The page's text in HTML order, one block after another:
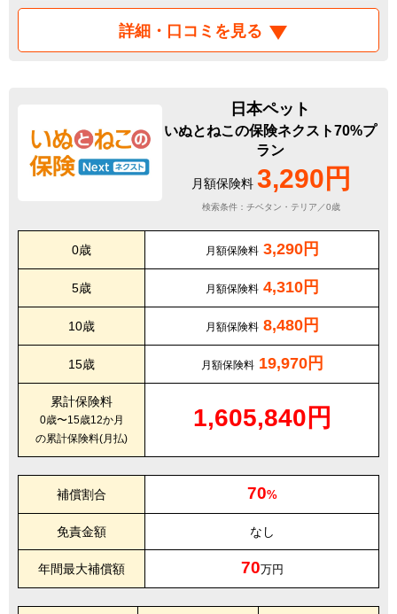
詳細・口コミを見る
日本ペット
いぬとねこの保険ネクスト70%プ
ラン
月額保険料 3,290円
検索条件：チベタン・テリア／0歳
0歳 月額保険料 3,290円
5歳 月額保険料 4,310円
10歳 月額保険料 8,480円
15歳 月額保険料 19,970円
累計保険料
0歳〜15歳12か月
の累計保険料(月払)
1,605,840円
補償割合 70%
免責金額 なし
年間最大補償額 70万円